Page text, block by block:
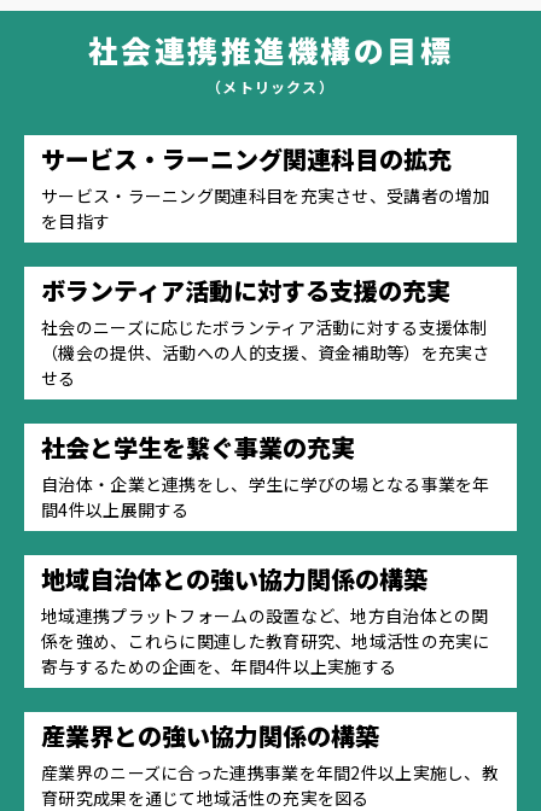
社会連携推進機構の目標
（メトリックス）
サービス・ラーニング関連科目の拡充
サービス・ラーニング関連科目を充実させ、受講者の増加
を目指す
ボランティア活動に対する支援の充実
社会のニーズに応じたボランティア活動に対する支援体制
（機会の提供、活動への人的支援、資金補助等）を充実さ
せる
社会と学生を繋ぐ事業の充実
自治体・企業と連携をし、学生に学びの場となる事業を年
間4件以上展開する
地域自治体との強い協力関係の構築
地域連携プラットフォームの設置など、地方自治体との関
係を強め、これらに関連した教育研究、地域活性の充実に
寄与するための企画を、年間4件以上実施する
産業界との強い協力関係の構築
産業界のニーズに合った連携事業を年間2件以上実施し、教
育研究成果を通じて地域活性の充実を図る